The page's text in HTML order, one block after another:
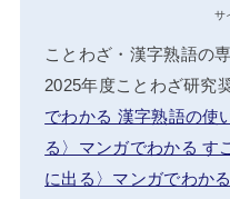
サ
ことわざ・漢字熟語の
2025年度ことわざ研究
でわかる 漢字熟語の使
る〉マンガでわかる す
に出る〉マンガでわか